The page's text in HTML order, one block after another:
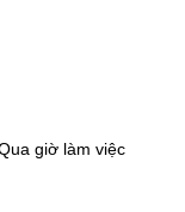
giờ làm việc